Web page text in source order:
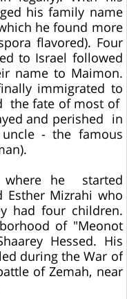
his family name
he found more
flavored). Four
to Israel followed
name to Maimon.
immigrated to
the fate of most of
and perished in
- the famous
where he started
Mizrahi who
had four children.
of "Meonot
Hessed. His
during the War of
of Zemah, near